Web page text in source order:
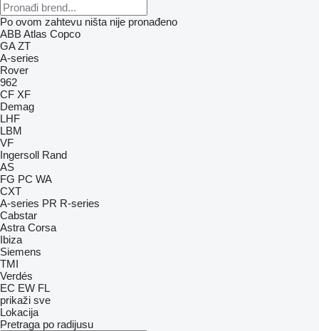
Po ovom zahtevu ništa nije pronađeno
ABBAtlas Copco
GA ZT
A-series
Rover
962
CF XF
Demag
LHF
LBM
VF
Ingersoll Rand
AS
FG PC WA
CXT
A-series PR R-series
Cabstar
Astra Corsa
Ibiza
Siemens
TMI
Verdés
EC EW FL
prikaži sve
Lokacija
Pretraga po radijusu